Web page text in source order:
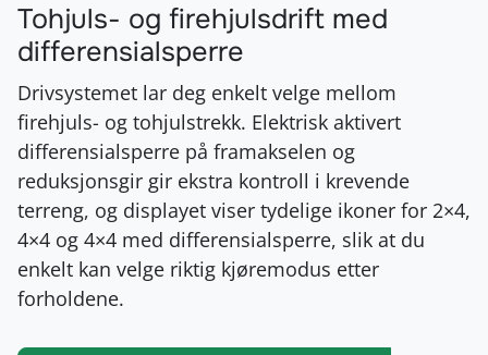
Tohjuls- og firehjulsdrift med
differensialsperre
Drivsystemet lar deg enkelt velge mellom
firehjuls- og tohjulstrekk. Elektrisk aktivert
differensialsperre på framakselen og
reduksjonsgir gir ekstra kontroll i krevende
terreng, og displayet viser tydelige ikoner for 2×4,
4×4 og 4×4 med differensialsperre, slik at du
enkelt kan velge riktig kjøremodus etter
forholdene.